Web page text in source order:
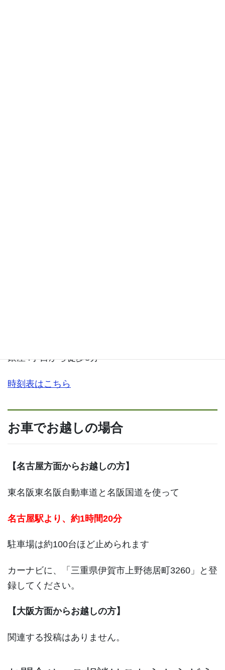
銀座4丁目から徒歩8分
時刻表はこちら
お車でお越しの場合
【名古屋方面からお越しの方】
東名阪東名阪自動車道と名阪国道を使って
名古屋駅より、約1時間20分
駐車場は約100台ほど止められます
カーナビに、「三重県伊賀市上野徳居町3260」と登
録してください。
【大阪方面からお越しの方】
関連する投稿はありません。